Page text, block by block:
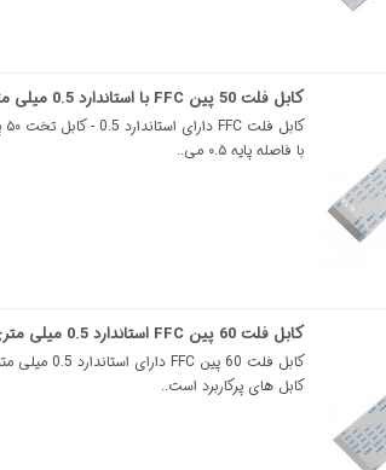
کابل فلت 50 پین FFC با استاندارد 0.5 میلی متری - بسته 5 عددی
با فاصله پایه ۰.۵ می..
کابل فلت 60 پین FFC استاندارد 0.5 میلی متری
کابل های پرکاربرد است..